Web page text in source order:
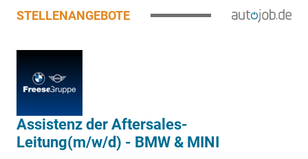
STELLENANGEBOTE
Assistenz der Aftersales-
Leitung(m/w/d) - BMW & MINI